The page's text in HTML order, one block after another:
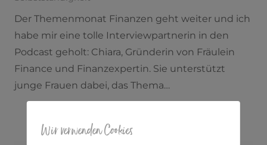
Der Themenmonat Finanzen geht weiter und ich
habe mir eine tolle Interviewpartnerin in den
Podcast geholt: Chiara, Gründerin von Fräulein
Finance und Finanzexpertin. Sie unterstützt
junge Frauen dabei, das Thema…
Wir verwenden Cookies